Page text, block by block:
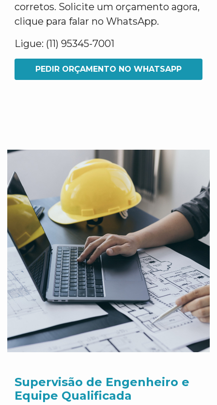
corretos. Solicite um orçamento agora,
clique para falar no WhatsApp.
Ligue: (11) 95345-7001
PEDIR ORÇAMENTO NO WHATSAPP
Supervisão de Engenheiro e
Equipe Qualificada